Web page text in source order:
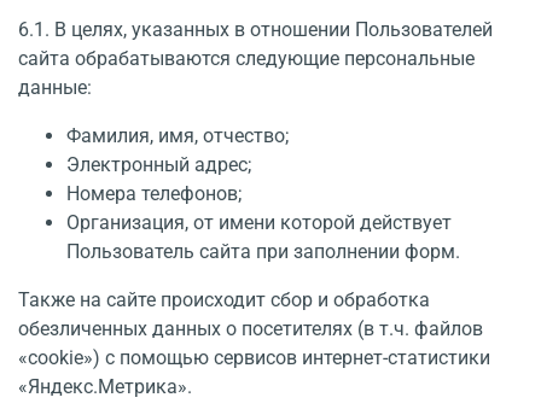
6.1. В целях, указанных в отношении Пользователей
сайта обрабатываются следующие персональные
данные:
Фамилия, имя, отчество;
Электронный адрес;
Номера телефонов;
Организация, от имени которой действует
Пользователь сайта при заполнении форм.
Также на сайте происходит сбор и обработка
обезличенных данных о посетителях (в т.ч. файлов
«cookie») с помощью сервисов интернет-статистики
«Яндекс.Метрика».